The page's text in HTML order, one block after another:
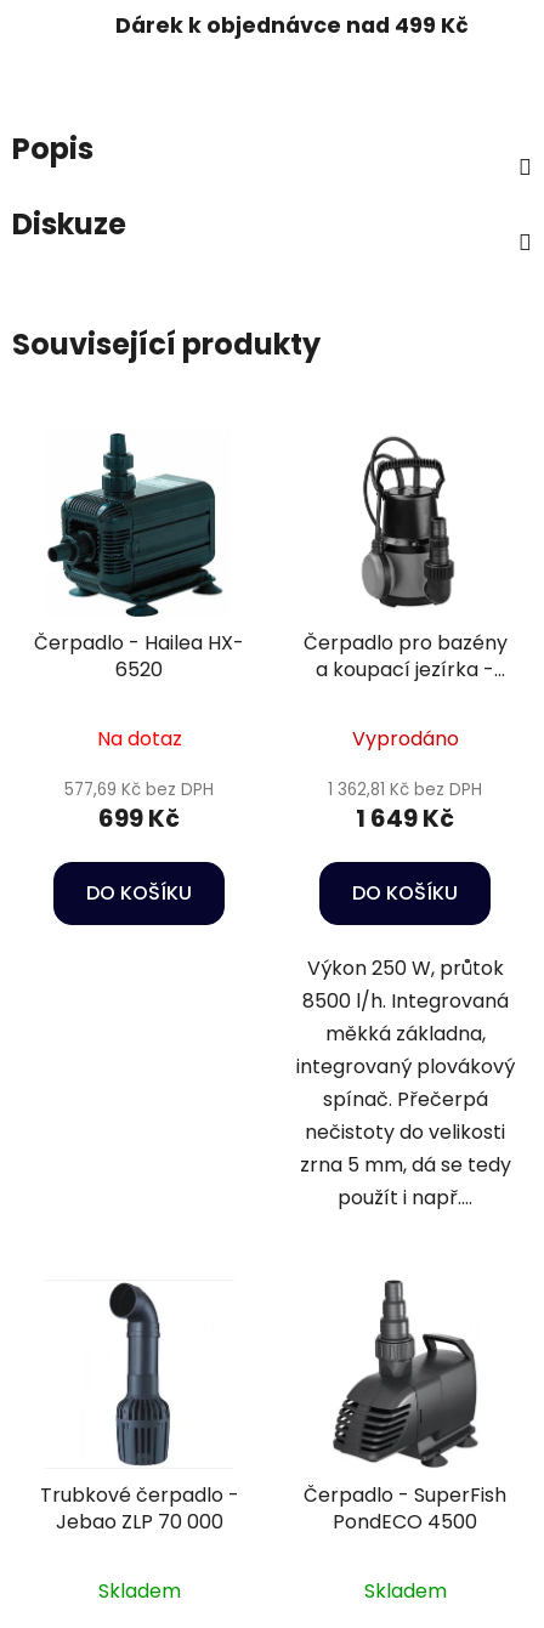
Dárek k objednávce nad 499 Kč
Popis
Diskuze
Související produkty
Čerpadlo - Hailea HX-
6520
Na dotaz
577,69 Kč bez DPH
699 Kč
DO KOŠÍKU
Čerpadlo pro bazény
a koupací jezírka -
Vyprodáno
1 362,81 Kč bez DPH
1 649 Kč
DO KOŠÍKU
Výkon 250 W, průtok
8500 l/h. Integrovaná
měkká základna,
integrovaný plovákový
spínač. Přečerpá
nečistoty do velikosti
zrna 5 mm, dá se tedy
použít i např....
Trubkové čerpadlo -
Jebao ZLP 70 000
Skladem
Čerpadlo - SuperFish
PondECO 4500
Skladem